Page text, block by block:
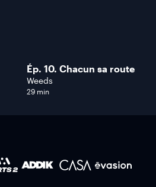
Ép. 10. Chacun sa route
Weeds
29 min